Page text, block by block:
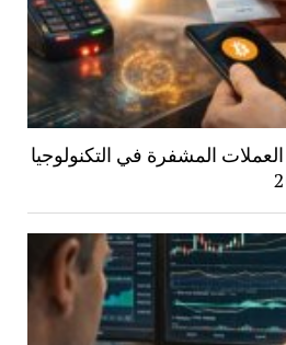
المشفرة في التكنولوجيا